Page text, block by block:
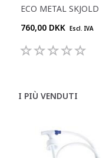
ECO METAL SKJOLD
760,00 DKK Escl. IVA
I PIÙ VENDUTI